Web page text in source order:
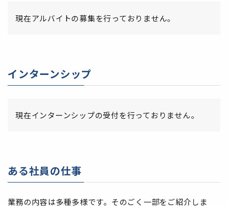
現在アルバイトの募集を行っておりません。
インターンシップ
現在インターンシップの受付を行っておりません。
ある社員の仕事
業務の内容は多種多様です。そのごく一部をご紹介しま